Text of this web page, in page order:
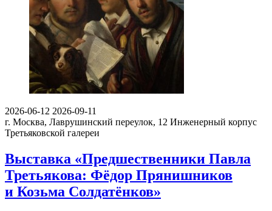
2026-06-12 2026-09-11
г. Москва, Лаврушинский переулок, 12 Инженерный корпус
Третьяковской галереи
Выставка «Предшественники Павла
Третьякова: Фёдор Прянишников
и Козьма Солдатёнков»